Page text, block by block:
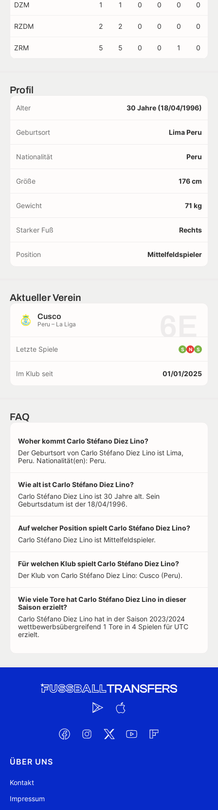
DZM 1 1 0 0 0 0
RZDM 2 2 0 0 0 0
ZRM 5 5 0 0 1 0
Profil
Alter 30 Jahre (18/04/1996)
Geburtsort Lima Peru
Nationalität Peru
Größe 176 cm
Gewicht 71 kg
Starker Fuß Rechts
Position Mittelfeldspieler
Aktueller Verein
Cusco
Peru – La Liga
Letzte Spiele S N S
Im Klub seit 01/01/2025
FAQ
Woher kommt Carlo Stéfano Diez Lino?
Der Geburtsort von Carlo Stéfano Diez Lino ist Lima,
Peru. Nationalität(en): Peru.
Wie alt ist Carlo Stéfano Diez Lino?
Carlo Stéfano Diez Lino ist 30 Jahre alt. Sein
Geburtsdatum ist der 18/04/1996.
Auf welcher Position spielt Carlo Stéfano Diez Lino?
Carlo Stéfano Diez Lino ist Mittelfeldspieler.
Für welchen Klub spielt Carlo Stéfano Diez Lino?
Der Klub von Carlo Stéfano Diez Lino: Cusco (Peru).
Wie viele Tore hat Carlo Stéfano Diez Lino in dieser
Saison erzielt?
Carlo Stéfano Diez Lino hat in der Saison 2023/2024
wettbewerbsübergreifend 1 Tore in 4 Spielen für UTC
erzielt.
ÜBER UNS
Kontakt
Impressum